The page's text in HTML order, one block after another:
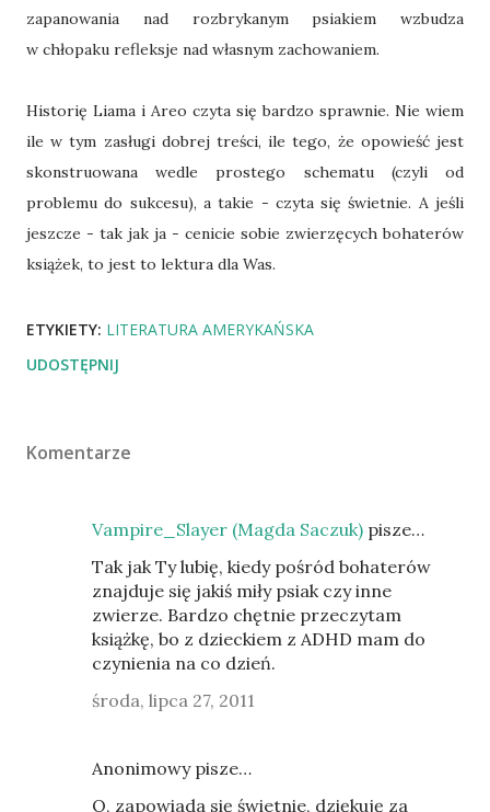
zapanowania nad rozbrykanym psiakiem wzbudza
w chłopaku refleksje nad własnym zachowaniem.
Historię Liama i Areo czyta się bardzo sprawnie. Nie wiem
ile w tym zasługi dobrej treści, ile tego, że opowieść jest
skonstruowana wedle prostego schematu (czyli od
problemu do sukcesu), a takie - czyta się świetnie. A jeśli
jeszcze - tak jak ja - cenicie sobie zwierzęcych bohaterów
książek, to jest to lektura dla Was.
ETYKIETY: LITERATURA AMERYKAŃSKA
UDOSTĘPNIJ
Komentarze
Vampire_Slayer (Magda Saczuk) pisze…
Tak jak Ty lubię, kiedy pośród bohaterów
znajduje się jakiś miły psiak czy inne
zwierze. Bardzo chętnie przeczytam
książkę, bo z dzieckiem z ADHD mam do
czynienia na co dzień.
środa, lipca 27, 2011
Anonimowy pisze…
O, zapowiada się świetnie, dziękuję za